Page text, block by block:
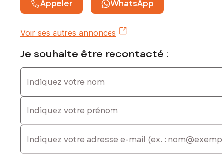
Appeler WhatsApp
Voir ses autres annonces
Je souhaite être recontacté :
Indiquez votre nom
Indiquez votre prénom
E-mail